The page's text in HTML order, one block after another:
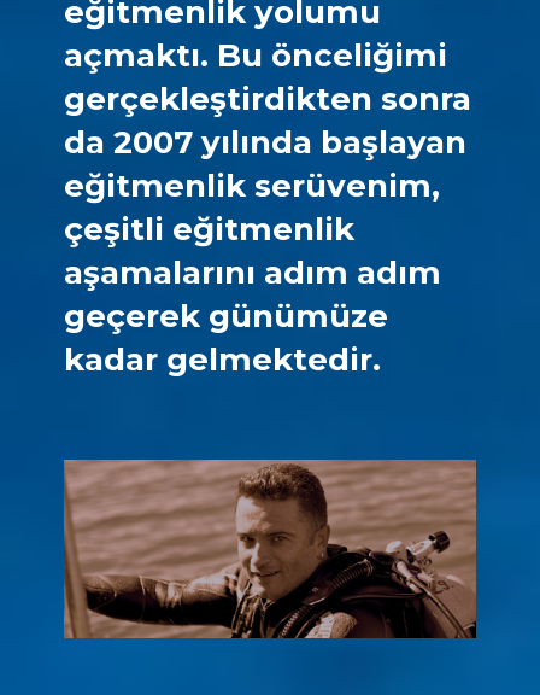
eğitmenlik yolumu
açmaktı. Bu önceliğimi
gerçekleştirdikten sonra
da 2007 yılında başlayan
eğitmenlik serüvenim,
çeşitli eğitmenlik
aşamalarını adım adım
geçerek günümüze
kadar gelmektedir.